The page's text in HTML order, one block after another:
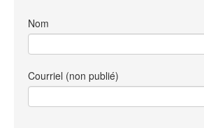
Nom
Courriel (non publié)